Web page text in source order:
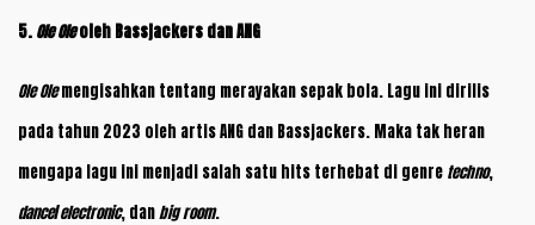
5. Ole Oleoleh Bassjackers dan ANG
Ole Olemengisahkan tentang merayakan sepak bola. Lagu ini dirilis
pada tahun 2023 oleh artis ANG dan Bassjackers. Maka tak heran
mengapa lagu ini menjadi salah satu hits terhebat di genre techno,
dance/electronic, danbig room.